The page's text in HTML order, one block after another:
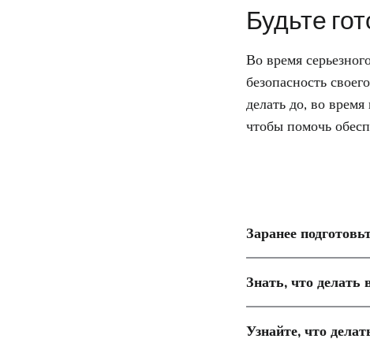
Будьте
Во время
безопасность
делать до, во
чтобы помочь
Заранее
Знать, что делать
Узнайте, что